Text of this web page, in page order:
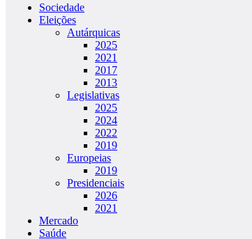
Sociedade
Eleições
Autárquicas
2025
2021
2017
2013
Legislativas
2025
2024
2022
2019
Europeias
2019
Presidenciais
2026
2021
Mercado
Saúde